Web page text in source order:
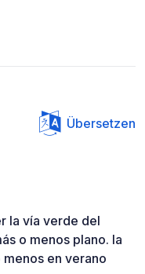
Übersetzen
la vía verde del
o menos plano. la
en verano